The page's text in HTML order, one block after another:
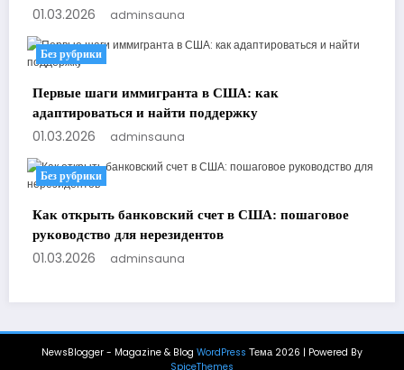
01.03.2026 adminsauna
Без рубрики
Первые шаги иммигранта в США: как
адаптироваться и найти поддержку
01.03.2026 adminsauna
Без рубрики
Как открыть банковский счет в США: пошаговое
руководство для нерезидентов
01.03.2026 adminsauna
NewsBlogger - Magazine & Blog WordPress Тема 2026 | Powered By
SpiceThemes